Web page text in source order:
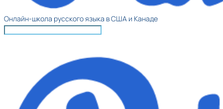
Онлайн-школа русского языка в США и Канаде​